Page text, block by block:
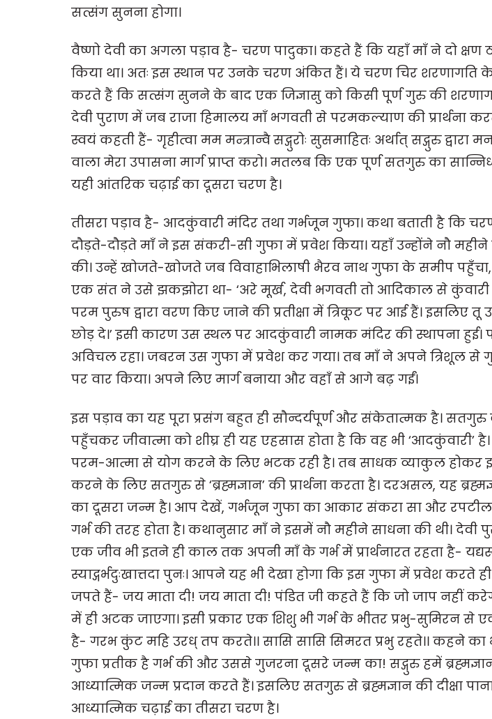
सत्संग सुनना होगा।
वैष्णो देवी का अगला पड़ाव है- चरण पादुका। कहते हैं कि यहाँ माँ ने दो क्षण
किया था। अतः इस स्थान पर उनके चरण अंकित हैं। ये चरण चिर शरणागति के
करते हैं कि सत्संग सुनने के बाद एक जिज्ञासु को किसी पूर्ण गुरु की
देवी पुराण में जब राजा हिमालय माँ भगवती से परमकल्याण की प्रार्थना
स्वयं कहती हैं- गृहीत्वा मम मन्त्रान्वै सद्गुरोः सुसमाहितः अर्थात् सद्गुरु द्वारा
वाला मेरा उपासना मार्ग प्राप्त करो। मतलब कि एक पूर्ण सतगुरु का
यही आंतरिक चढ़ाई का दूसरा चरण है।
तीसरा पड़ाव है- आदकुंवारी मंदिर तथा गर्भजून गुफा। कथा बताती है कि
दौड़ते-दौड़ते माँ ने इस संकरी-सी गुफा में प्रवेश किया। यहाँ उन्होंने नौ
की। उन्हें खोजते-खोजते जब विवाहाभिलाषी भैरव नाथ गुफा के समीप
एक संत ने उसे झकझोरा था- ‘अरे मूर्ख, देवी भगवती तो आदिकाल से
परम पुरुष द्वारा वरण किए जाने की प्रतीक्षा में त्रिकूट पर आई हैं। इसलिए
छोड़ दे।’ इसी कारण उस स्थल पर आदकुंवारी नामक मंदिर की स्थापना हुई।
अविचल रहा। जबरन उस गुफा में प्रवेश कर गया। तब माँ ने अपने त्रिशूल से
पर वार किया। अपने लिए मार्ग बनाया और वहाँ से आगे बढ़ गईं।
इस पड़ाव का यह पूरा प्रसंग बहुत ही सौन्दर्यपूर्ण और संकेतात्मक है।
पहुँचकर जीवात्मा को शीघ्र ही यह एहसास होता है कि वह भी ‘आदकुंवारी’
परम-आत्मा से योग करने के लिए भटक रही है। तब साधक व्याकुल होकर
करने के लिए सतगुरु से ‘ब्रह्मज्ञान’ की प्रार्थना करता है। दरअसल, यह
का दूसरा जन्म है। आप देखें, गर्भजून गुफा का आकार संकरा सा और
गर्भ की तरह होता है। कथानुसार माँ ने इसमें नौ महीने साधना की थी। देवी
एक जीव भी इतने ही काल तक अपनी माँ के गर्भ में प्रार्थनारत रहता है-
स्याद्गर्भदुःखात्तदा पुनः। आपने यह भी देखा होगा कि इस गुफा में प्रवेश करते
जपते हैं- जय माता दी! जय माता दी! पंडित जी कहते हैं कि जो जाप नहीं
में ही अटक जाएगा। इसी प्रकार एक शिशु भी गर्भ के भीतर प्रभु-सुमिरन से
है- गरभ कुंट महि उरध् तप करते।। सासि सासि सिमरत प्रभु रहते।। कहने का
गुफा प्रतीक है गर्भ की और उससे गुजरना दूसरे जन्म का! सद्गुरु हमें
आध्यात्मिक जन्म प्रदान करते हैं। इसलिए सतगुरु से ब्रह्मज्ञान की दीक्षा
आध्यात्मिक चढ़ाई का तीसरा चरण है।